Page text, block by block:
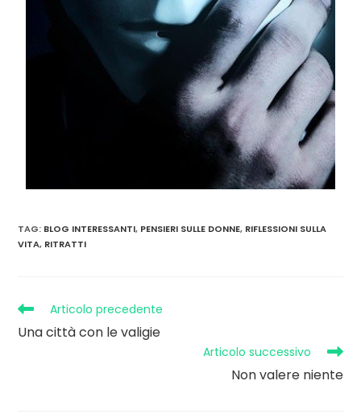
TAG: BLOG INTERESSANTI, PENSIERI SULLE DONNE, RIFLESSIONI SULLA
VITA, RITRATTI
Articolo precedente
Una città con le valigie
Articolo successivo
Non valere niente